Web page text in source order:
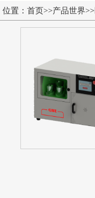
位置： 首页>>产品世界>>